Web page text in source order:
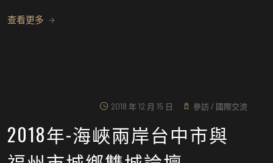
查看更多
2018 年 12 月 15 日 參訪 / 國際交流
2018年-海峽兩岸台中市與